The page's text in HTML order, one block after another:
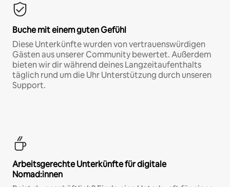
Buche mit einem guten Gefühl
Diese Unterkünfte wurden von vertrauenswürdigen
Gästen aus unserer Community bewertet. Außerdem
bieten wir dir während deines Langzeitaufenthalts
täglich rund um die Uhr Unterstützung durch unseren
Support.
Arbeitsgerechte Unterkünfte für digitale
Nomad:innen